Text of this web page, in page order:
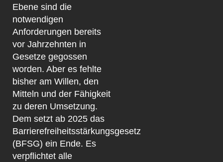
Ebene sind die
notwendigen
Anforderungen bereits
vor Jahrzehnten in
Gesetze gegossen
worden. Aber es fehlte
bisher am Willen, den
Mitteln und der Fähigkeit
zu deren Umsetzung.
Dem setzt ab 2025 das
Barrierefreiheitsstärkungsgesetz
(BFSG) ein Ende. Es
verpflichtet alle